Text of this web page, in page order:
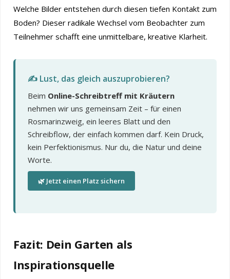
Welche Bilder entstehen durch diesen tiefen Kontakt zum
Boden? Dieser radikale Wechsel vom Beobachter zum
Teilnehmer schafft eine unmittelbare, kreative Klarheit.
✍️ Lust, das gleich auszuprobieren?
Beim Online-Schreibtreff mit Kräutern
nehmen wir uns gemeinsam Zeit – für einen
Rosmarinzweig, ein leeres Blatt und den
Schreibflow, der einfach kommen darf. Kein Druck,
kein Perfektionismus. Nur du, die Natur und deine
Worte.
🌿 Jetzt einen Platz sichern
Fazit: Dein Garten als
Inspirationsquelle